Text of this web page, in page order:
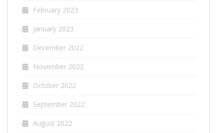
February 2023
January 2023
December 2022
November 2022
October 2022
September 2022
August 2022